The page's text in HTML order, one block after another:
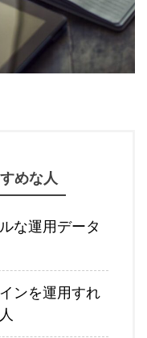
めな人
な運用データ
ンを運用すれ